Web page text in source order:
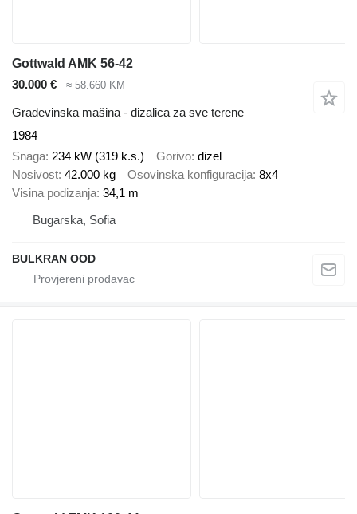
Gottwald AMK 56-42
30.000 €
≈ 58.660 KM
Građevinska mašina - dizalica za sve terene
1984
Snaga 234 kW (319 k.s.) Gorivo dizel
Nosivost 42.000 kg Osovinska konfiguracija 8x4
Visina podizanja 34,1 m
Bugarska, Sofia
BULKRAN OOD